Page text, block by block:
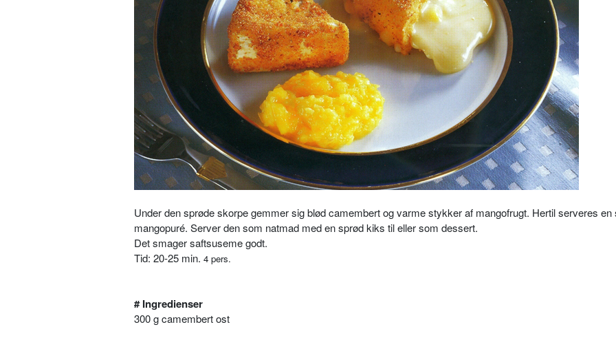
Under den sprøde skorpe gemmer sig blød camembert og varme stykker af mangofrugt. Hertil serveres en
mangopuré. Server den som natmad med en sprød kiks til eller som dessert.
Det smager saftsuseme godt.
Tid: 20-25 min. 4 pers.
# Ingredienser
300 g camembert ost